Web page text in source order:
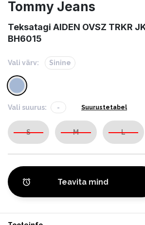
Tommy Jeans
Teksatagi AIDEN OVSZ TRKR
BH6015
Vali värv: Sinine
Vali suurus: - Suurustetabel
S M L
Teavita mind